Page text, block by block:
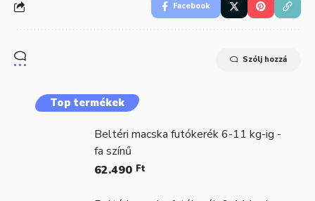
Facebook
Szólj hozzá
Top termékek
Beltéri macska futókerék 6-11 kg-ig -
fa színű
62.490 Ft